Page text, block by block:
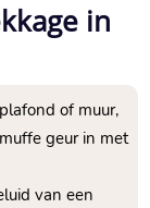
in
of muur,
geur in met
van een